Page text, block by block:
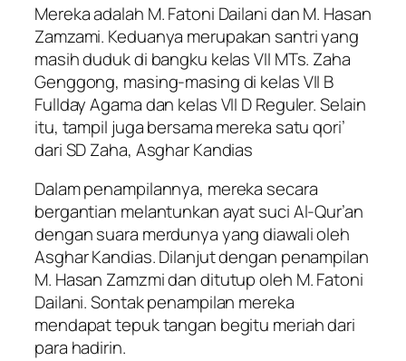
Mereka adalah M. Fatoni Dailani dan M. Hasan
Zamzami. Keduanya merupakan santri yang
masih duduk di bangku kelas VII MTs. Zaha
Genggong, masing-masing di kelas VII B
Fullday Agama dan kelas VII D Reguler. Selain
itu, tampil juga bersama mereka satu qori’
dari SD Zaha, Asghar Kandias
Dalam penampilannya, mereka secara
bergantian melantunkan ayat suci Al-Qur’an
dengan suara merdunya yang diawali oleh
Asghar Kandias. Dilanjut dengan penampilan
M. Hasan Zamzmi dan ditutup oleh M. Fatoni
Dailani. Sontak penampilan mereka
mendapat tepuk tangan begitu meriah dari
para hadirin.